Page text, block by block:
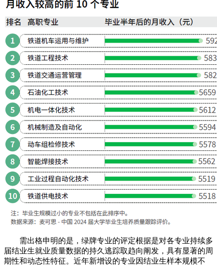
需出格申明的是，绿牌专业的评定根据是对各专业持续多
届结业生就业质量数据的持久逃踪取趋向阐发，具有显著的周
期性和动态性特征。近年新增设的专业因结业生样本规模不